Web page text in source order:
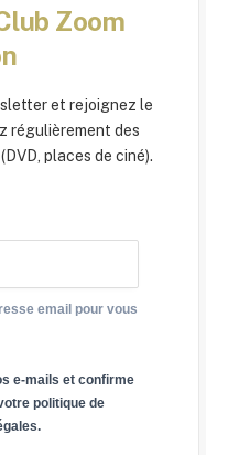
Zoom
et rejoignez le
régulièrement des
places de ciné).
email pour vous
e-mails et confirme
politique de